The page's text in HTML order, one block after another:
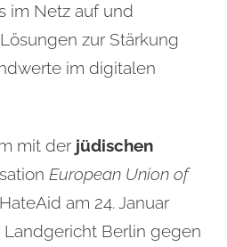
im Netz auf und
zur Stärkung
im digitalen
mit der jüdischen
European Union of
am 24. Januar
Landgericht Berlin gegen